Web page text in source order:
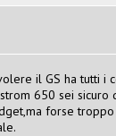
il GS ha tutti i
650 sei
forse